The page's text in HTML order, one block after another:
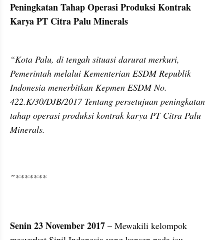
Peningkatan Tahap Operasi Produksi Kontrak
Karya PT Citra Palu Minerals
“Kota Palu, di tengah situasi darurat merkuri,
Pemerintah melalui Kementerian ESDM Republik
Indonesia menerbitkan Kepmen ESDM No.
422.K/30/DJB/2017 Tentang persetujuan peningkatan
tahap operasi produksi kontrak karya PT Citra Palu
Minerals.
”*******
Senin 23 November 2017 – Mewakili kelompok